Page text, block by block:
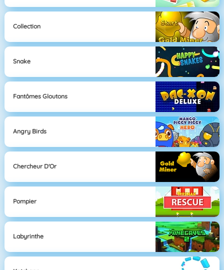
Collection
Snake
Fantômes Gloutons
Angry Birds
Chercheur D'Or
Pompier
Labyrinthe